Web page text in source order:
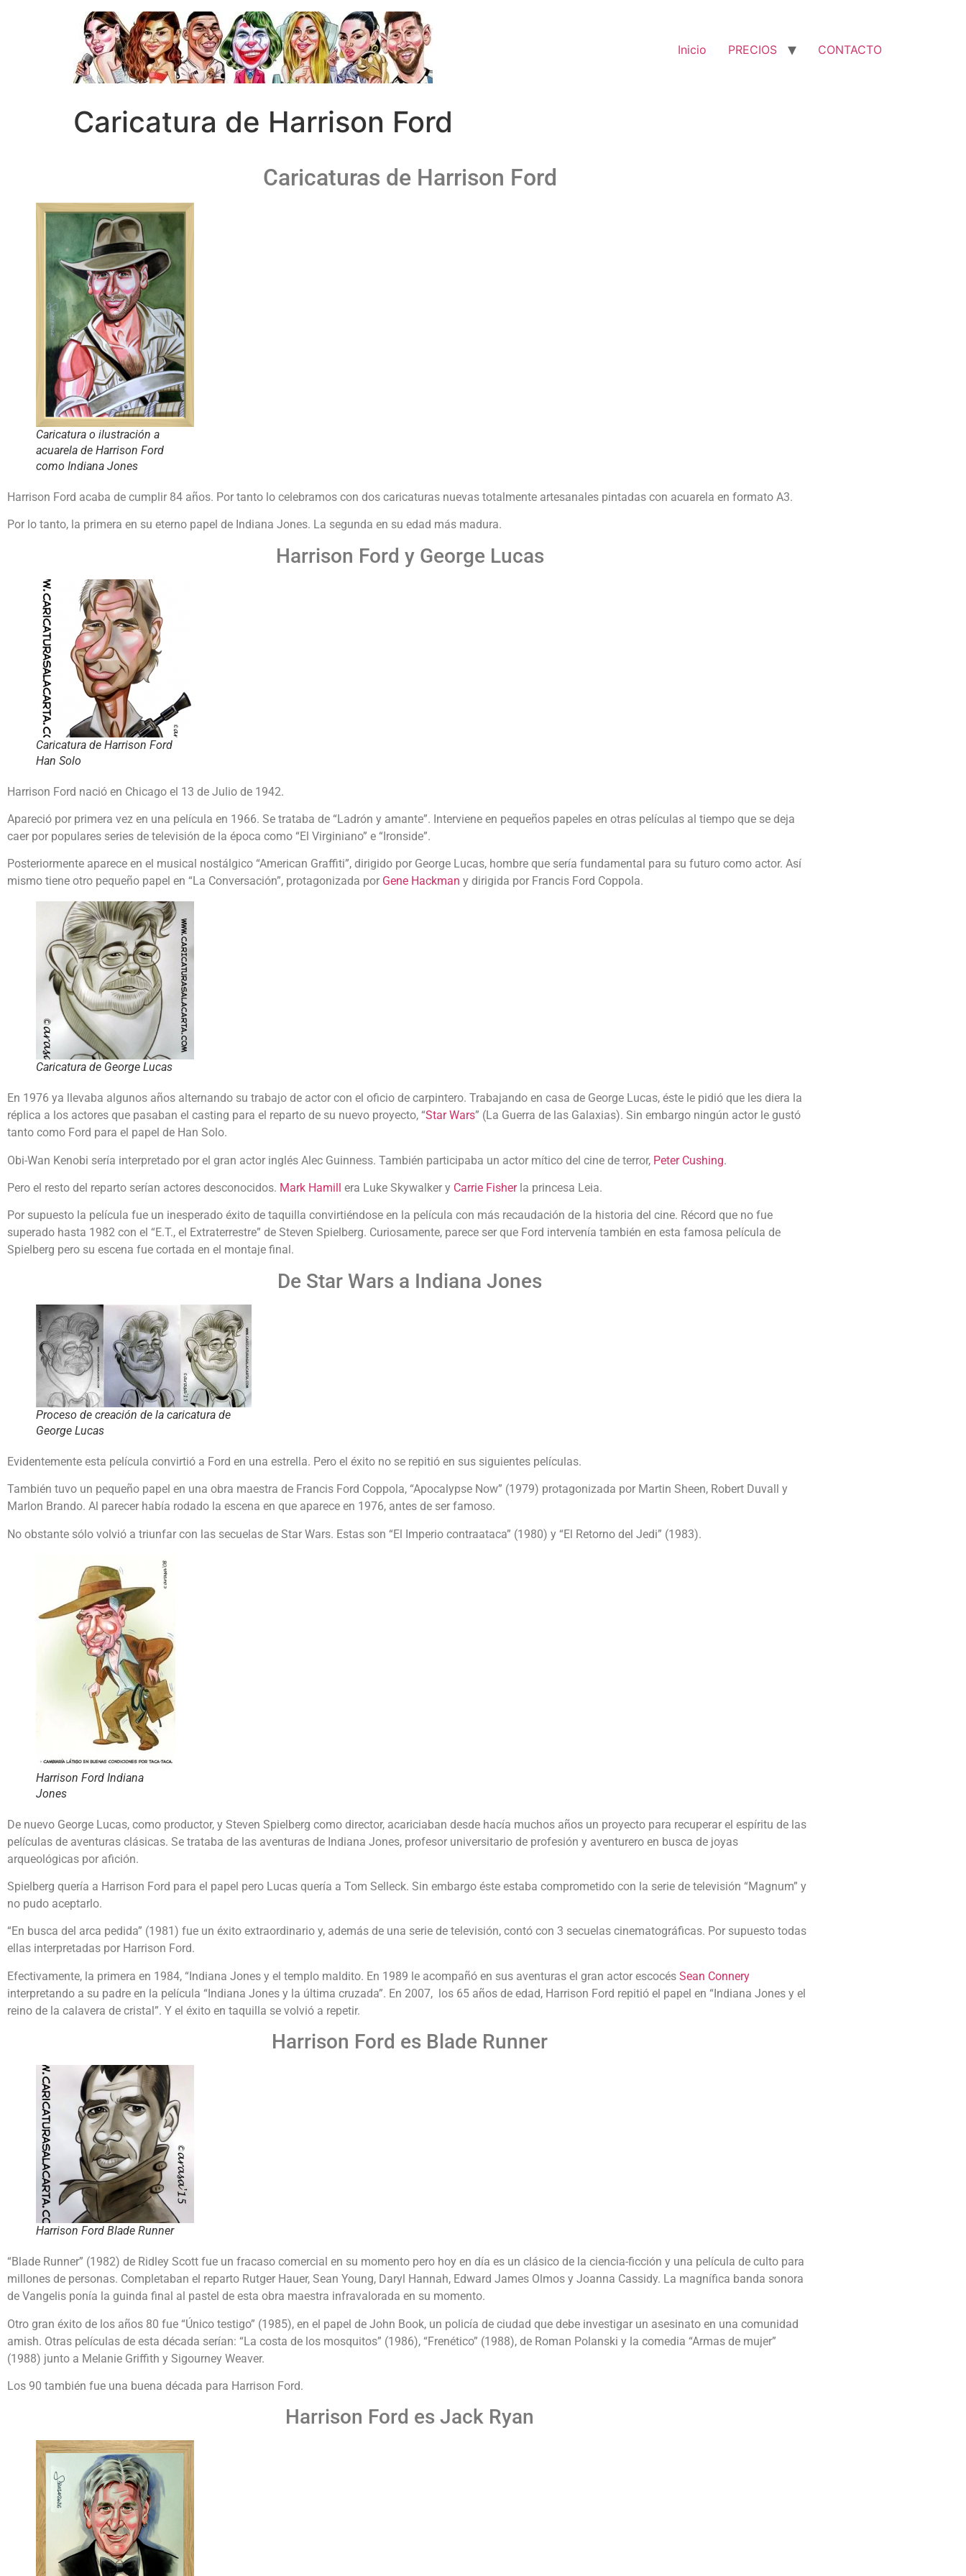
Inicio PRECIOS CONTACTO
Caricatura de Harrison Ford
Caricaturas de Harrison Ford
Caricatura o ilustración a
acuarela de Harrison Ford
como Indiana Jones
Harrison Ford acaba de cumplir 84 años. Por tanto lo celebramos con dos caricaturas nuevas totalmente artesanales pintadas con acuarela en formato A3.
Por lo tanto, la primera en su eterno papel de Indiana Jones. La segunda en su edad más madura.
Harrison Ford y George Lucas
Caricatura de Harrison Ford
Han Solo
Harrison Ford nació en Chicago el 13 de Julio de 1942.
Apareció por primera vez en una película en 1966. Se trataba de “Ladrón y amante”. Interviene en pequeños papeles en otras películas al tiempo que se deja
caer por populares series de televisión de la época como “El Virginiano” e “Ironside”.
Posteriormente aparece en el musical nostálgico “American Graffiti”, dirigido por George Lucas, hombre que sería fundamental para su futuro como actor. Así
mismo tiene otro pequeño papel en “La Conversación”, protagonizada por Gene Hackman y dirigida por Francis Ford Coppola.
Caricatura de George Lucas
En 1976 ya llevaba algunos años alternando su trabajo de actor con el oficio de carpintero. Trabajando en casa de George Lucas, éste le pidió que les diera la
réplica a los actores que pasaban el casting para el reparto de su nuevo proyecto, “Star Wars” (La Guerra de las Galaxias). Sin embargo ningún actor le gustó
tanto como Ford para el papel de Han Solo.
Obi-Wan Kenobi sería interpretado por el gran actor inglés Alec Guinness. También participaba un actor mítico del cine de terror, Peter Cushing.
Pero el resto del reparto serían actores desconocidos. Mark Hamill era Luke Skywalker y Carrie Fisherla princesa Leia.
Por supuesto la película fue un inesperado éxito de taquilla convirtiéndose en la película con más recaudación de la historia del cine. Récord que no fue
superado hasta 1982 con el “E.T., el Extraterrestre” de Steven Spielberg. Curiosamente, parece ser que Ford intervenía también en esta famosa película de
Spielberg pero su escena fue cortada en el montaje final.
De Star Wars a Indiana Jones
Proceso de creación de la caricatura de
George Lucas
Evidentemente esta película convirtió a Ford en una estrella. Pero el éxito no se repitió en sus siguientes películas.
También tuvo un pequeño papel en una obra maestra de Francis Ford Coppola, “Apocalypse Now” (1979) protagonizada por Martin Sheen, Robert Duvall y
Marlon Brando. Al parecer había rodado la escena en que aparece en 1976, antes de ser famoso.
No obstante sólo volvió a triunfar con las secuelas de Star Wars. Estas son “El Imperio contraataca” (1980) y “El Retorno del Jedi” (1983).
Harrison Ford Indiana
Jones
De nuevo George Lucas, como productor, y Steven Spielberg como director, acariciaban desde hacía muchos años un proyecto para recuperar el espíritu de las
películas de aventuras clásicas. Se trataba de las aventuras de Indiana Jones, profesor universitario de profesión y aventurero en busca de joyas
arqueológicas por afición.
Spielberg quería a Harrison Ford para el papel pero Lucas quería a Tom Selleck. Sin embargo éste estaba comprometido con la serie de televisión “Magnum” y
no pudo aceptarlo.
“En busca del arca pedida” (1981) fue un éxito extraordinario y, además de una serie de televisión, contó con 3 secuelas cinematográficas. Por supuesto todas
ellas interpretadas por Harrison Ford.
Efectivamente, la primera en 1984, “Indiana Jones y el templo maldito. En 1989 le acompañó en sus aventuras el gran actor escocés Sean Connery
interpretando a su padre en la película “Indiana Jones y la última cruzada”. En 2007, los 65 años de edad, Harrison Ford repitió el papel en “Indiana Jones y el
reino de la calavera de cristal”. Y el éxito en taquilla se volvió a repetir.
Harrison Ford es Blade Runner
Harrison Ford Blade Runner
“Blade Runner” (1982) de Ridley Scott fue un fracaso comercial en su momento pero hoy en día es un clásico de la ciencia-ficción y una película de culto para
millones de personas. Completaban el reparto Rutger Hauer, Sean Young, Daryl Hannah, Edward James Olmos y Joanna Cassidy. La magnífica banda sonora
de Vangelis ponía la guinda final al pastel de esta obra maestra infravalorada en su momento.
Otro gran éxito de los años 80 fue “Único testigo” (1985), en el papel de John Book, un policía de ciudad que debe investigar un asesinato en una comunidad
amish. Otras películas de esta década serían: “La costa de los mosquitos” (1986), “Frenético” (1988), de Roman Polanski y la comedia “Armas de mujer”
(1988) junto a Melanie Griffith y Sigourney Weaver.
Los 90 también fue una buena década para Harrison Ford.
Harrison Ford es Jack Ryan